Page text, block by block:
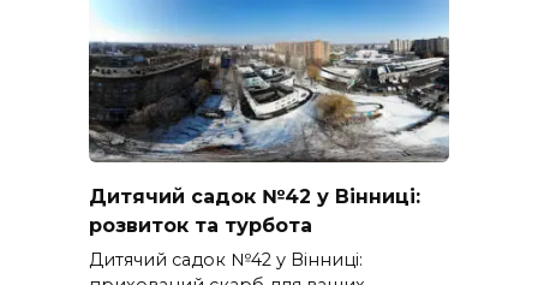
Дитячий садок №42 у Вінниці:
розвиток та турбота
Дитячий садок №42 у Вінниці: